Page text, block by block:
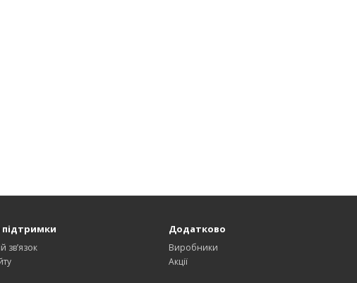
зв’язок
Додатково
Виробники
Акції